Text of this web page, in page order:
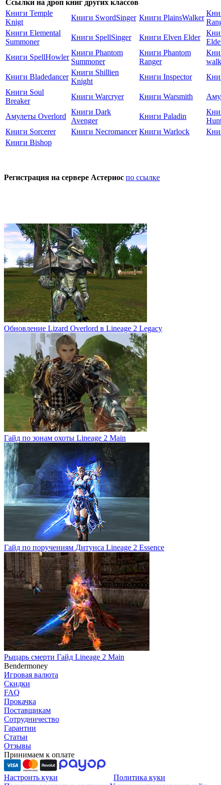
Ссылки на дроп книг других классов
Книги Temple
Knigt
Книги SwordSinger Книги PlainsWalker
Книги Elemental
Summoner
Книги SpellSinger Книги Elven Elder
Книги SpellHowler
Книги Phantom
Summoner
Книги Phantom
Ranger
Книги Bladedancer
Книги Shillien
Knight
Книги Inspector
Книги Soul
Breaker
Книги Warcryer Книги Warsmith
Амулеты Overlord
Книги Dark
Avenger
Книги Paladin
Книги Sorcerer
Книги Necromancer Книги Warlock
Книги Bishop
Регистрация на сервере Астериос по ссылке
Обновление Lizard Overlord в Lineage 2 Legacy
Гайд по зонам охоты Lineage 2 Main
Гайд по поручениям Дитунса Lineage 2 Essence
Рыцарь смерти Гайд Lineage 2 Main
Bendermoney
Игровая валюта
Скидки
FAQ
Прокачка
Поставщикам
Сотрудничество
Гарантии
Статьи
Отзывы
Принимаем к оплате
Настроить куки
Политика куки